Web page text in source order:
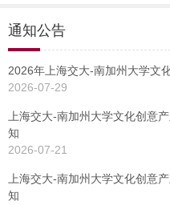
通知公告
2026年上海交大-南加州大学文
2026-07-29
上海交大-南加州大学文化创意
知
2026-07-21
上海交大-南加州大学文化创意
知